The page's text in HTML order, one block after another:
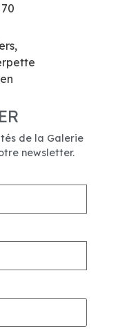
de la Galerie
newsletter.